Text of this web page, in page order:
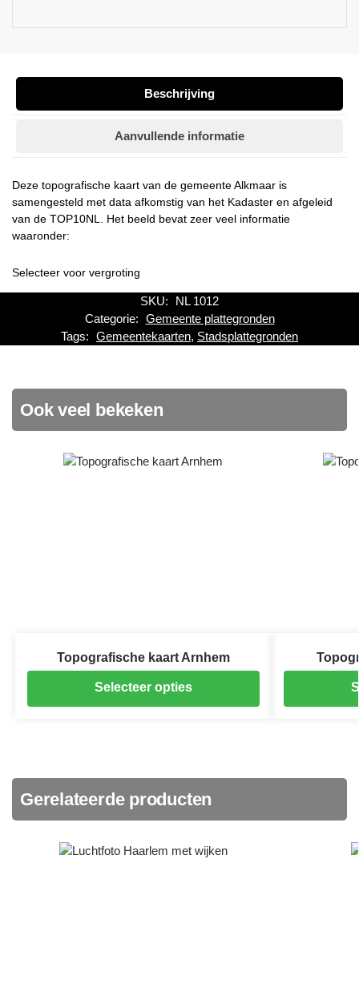
Beschrijving
Aanvullende informatie
Deze topografische kaart van de gemeente Alkmaar is
samengesteld met data afkomstig van het Kadaster en afgeleid
van de TOP10NL. Het beeld bevat zeer veel informatie
waaronder:
Selecteer voor vergroting
SKU:
NL 1012
Categorie: Gemeente plattegronden
Tags: Gemeentekaarten, Stadsplattegronden
Ook veel bekeken
Topografische kaart Arnhem
Selecteer opties
Gerelateerde producten